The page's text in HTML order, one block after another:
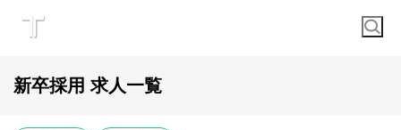
新卒採用 求人一覧